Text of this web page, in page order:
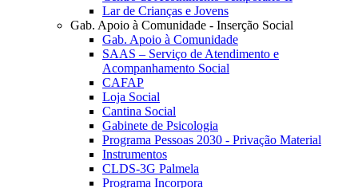
Lar de Crianças e Jovens
Gab. Apoio à Comunidade - Inserção Social
Gab. Apoio à Comunidade
SAAS – Serviço de Atendimento e
Acompanhamento Social
CAFAP
Loja Social
Cantina Social
Gabinete de Psicologia
Programa Pessoas 2030 - Privação Material
Instrumentos
CLDS-3G Palmela
Programa Incorpora